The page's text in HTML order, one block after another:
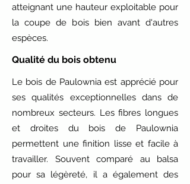
atteignant une hauteur exploitable pour
la coupe de bois bien avant d'autres
espèces.
Qualité du bois obtenu
Le bois de Paulownia est apprécié pour
ses qualités exceptionnelles dans de
nombreux secteurs. Les fibres longues
et droites du bois de Paulownia
permettent une finition lisse et facile à
travailler. Souvent comparé au balsa
pour sa légèreté, il a également des